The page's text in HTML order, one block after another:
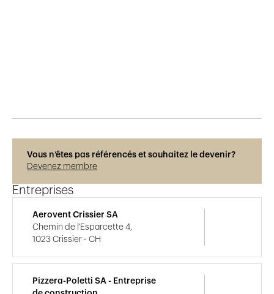
Vous n’êtes pas référencés et souhaitez le devenir?
Devenez membre
Entreprises
Aerovent Crissier SA
Chemin de l'Esparcette 4,
1023 Crissier - CH
Pizzera-Poletti SA - Entreprise